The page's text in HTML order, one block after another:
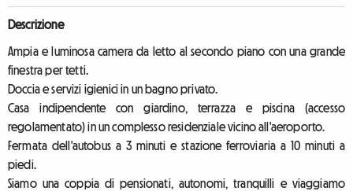
Descrizione
Ampia e luminosa camera da letto al secondo piano con una grande
finestra per tetti.
Doccia e servizi igienici in un bagno privato.
Casa indipendente con giardino, terrazza e piscina (accesso
regolamentato) in un complesso residenziale vicino all'aeroporto.
Fermata dell'autobus a 3 minuti e stazione ferroviaria a 10 minuti a
piedi.
Siamo una coppia di pensionati, autonomi, tranquilli e viaggiamo